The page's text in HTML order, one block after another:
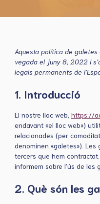
Aquesta política de
vegada el juny 8, 2022 i
legals permanents de
1. Introducció
El nostre lloc web, https://
endavant «el lloc web»)
relacionades (per
denominen «galetes»). Les
tercers que hem
informem sobre l’ús de les
2. Què són les